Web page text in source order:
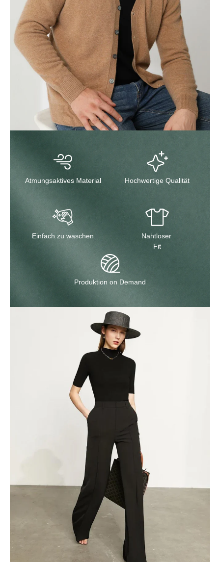
Atmungsaktives Material Hochwertige Qualität
Einfach zu waschen
Nahtloser
Fit
Produktion on Demand